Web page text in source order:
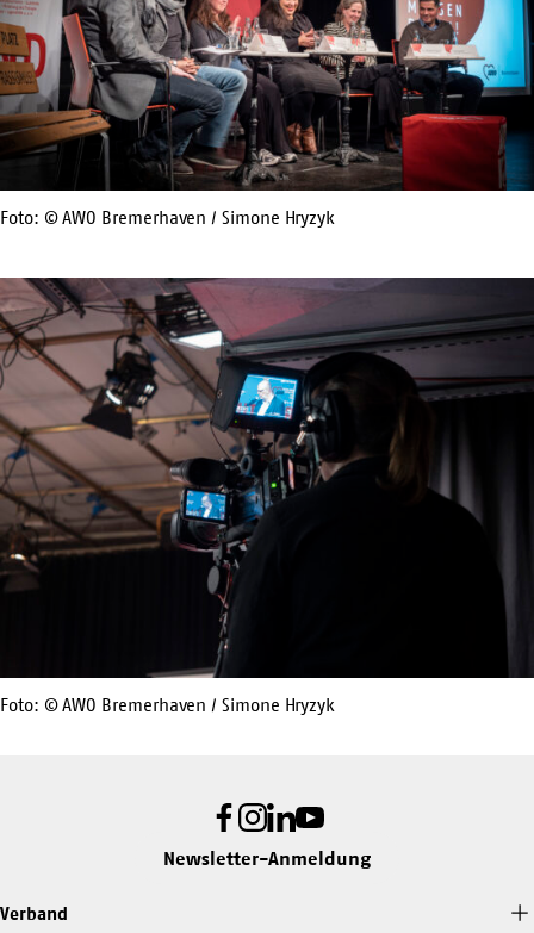
Foto: © AWO Bremerhaven / Simone Hryzyk
Foto: © AWO Bremerhaven / Simone Hryzyk
Facebook
Instagram
LinkedIn
Youtube
Newsletter-Anmeldung
Verband